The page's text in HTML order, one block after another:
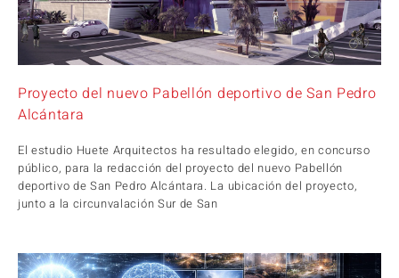
Proyecto del nuevo Pabellón deportivo de San Pedro
Alcántara
El estudio Huete Arquitectos ha resultado elegido, en concurso
público, para la redacción del proyecto del nuevo Pabellón
deportivo de San Pedro Alcántara. La ubicación del proyecto,
junto a la circunvalación Sur de San